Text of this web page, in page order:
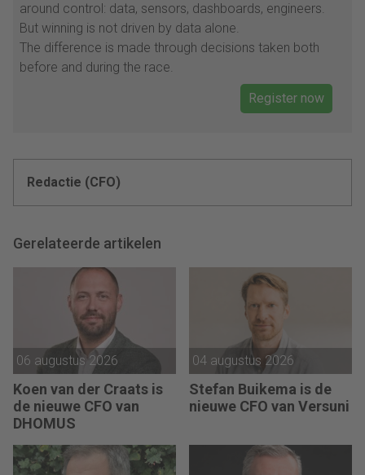
around control: data, sensors, dashboards, engineers.
But winning is not driven by data alone.
The difference is made through decisions taken both
before and during the race.
Register now
Redactie (CFO)
Gerelateerde artikelen
06 augustus 2026
Koen van der Craats is
de nieuwe CFO van
DHOMUS
04 augustus 2026
Stefan Buikema is de
nieuwe CFO van Versuni